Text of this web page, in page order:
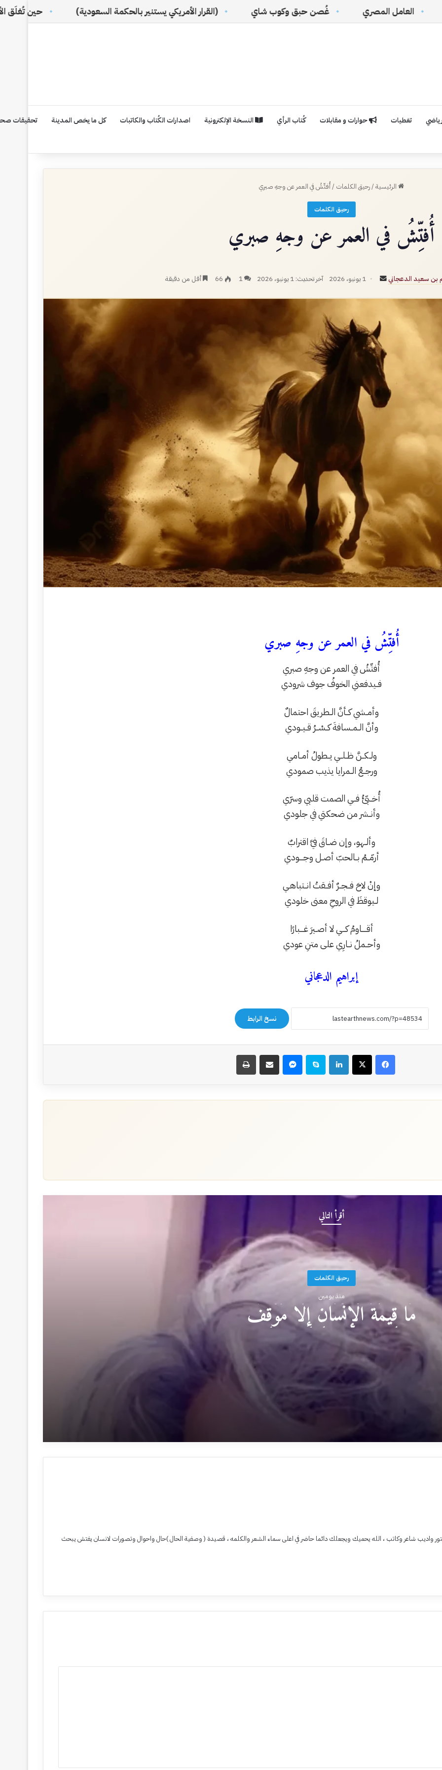
غُصن حبق وكوب شاي (القرار الأمريكي يستنير بالحكمة السعودية) حين تُغلَق الأبواب… تبدأ
تغطيات حوارات و مقابلات كُتاب الرأي النسخة الإلكترونية اصدارات الكُتاب والكاتبات كل ما يخص المدينة تحقيقات
الرئيسية/رحيق الكلمات /‏أُفتِّشُ في العمر عن وجهِ صبري
رحيق الكلمات
‏أُفتِّشُ في العمر عن وجهِ صبري
بن سعيد الدعجاني
أرسل
إلكترونيا
1 يونيو، 2026 آخر تحديث: 1 يونيو، 2026 1
66 أقل من دقيقة
‏أُفتِّشُ في العمر عن وجهِ صبري
‏أُفتِّشُ في العمر عن وجهِ صبري
‏فــيدفعني الخوفُ جوف شرودي
‏وأمــشي كــأنَّ الــطريقَ احتمالٌ
‏وأنَّ الــمــسافةَ كــسْــرُ قــيــودي
‏ولــكــنَّ ظــلــي يــطولُ أمــامي
‏ورجــعُ الــمرايا يذيب صمودي
‏أُخــبّئُ فــي الصمت قلبي وسرّي
‏وأنــشر من ضحكتي في جلودي
‏وألــهو، وإن ضــاقَ فيَّ اقترابٌ
‏أرمّــمُ بــالحبّ أصــل وجــــودي
‏وإنْ لاحَ فــجــرٌ أفــقتُ انــتباهـي
‏لــيوقظَ في الروحِ معنى خلودي
‏أقـــــاومُ كـــي لا أصــيرَ غــــبارًا
‏وأحــملُ نــارِي على متنِ عودي
‏⁧‫إبراهيم الدعجاني‬⁩
نسخ الرابط
فيسبوك‫X لينكدإن سكايب ماسنجر مشاركة عبر البريد طباعة
أقرأ التالي
رحيق الكلمات
منذ يومين
مَا قِيمَةُ الْإِنْسَانِ إِلَّا مَوْقِفٌ
دكتور واديب شاعر وكاتب ، الله يحميك ويجعلك دائما حاضر في اعلى سماء الشعر والكلمه ، قصيدة ( وصفية الحال )حال واحوال وتصورات لانسان يفتش يبحث